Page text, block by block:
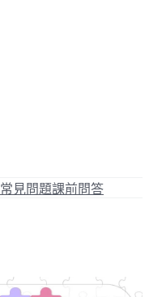
常見問題課前問答